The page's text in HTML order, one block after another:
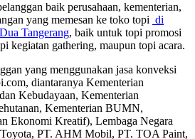
baik perusahaan, kementerian,
yang memesan ke toko topi di
Tangerang, baik untuk topi promosi
kegiatan gathering, maupun topi acara.
yang menggunakan jasa konveksi
diantaranya Kementerian
Kebudayaan, Kementerian
Kementerian BUMN,
Ekonomi Kreatif), Lembaga Negara
PT. AHM Mobil, PT. TOA Paint,